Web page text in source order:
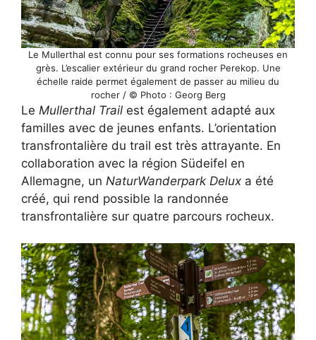
Le Mullerthal est connu pour ses formations rocheuses en
grès. L’escalier extérieur du grand rocher Perekop. Une
échelle raide permet également de passer au milieu du
rocher / © Photo : Georg Berg
Le Mullerthal Trail est également adapté aux
familles avec de jeunes enfants. L’orientation
transfrontalière du trail est très attrayante. En
collaboration avec la région Südeifel en
Allemagne, un NaturWanderpark Delux a été
créé, qui rend possible la randonnée
transfrontalière sur quatre parcours rocheux.